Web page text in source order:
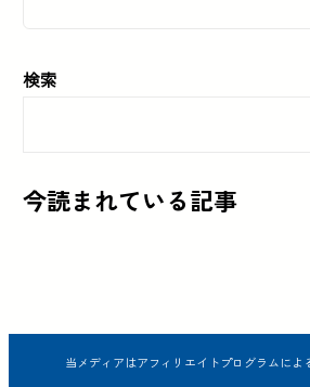
検索
今読まれている記事
当メディアはアフィリエイトプログラムによ